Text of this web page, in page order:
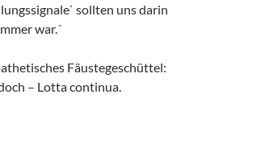
sollten uns darin
war.´
Fäustegeschüttel:
– Lotta continua.